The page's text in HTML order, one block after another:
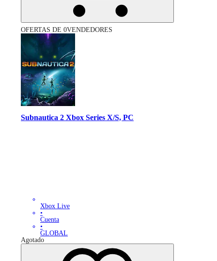
OFERTAS DE 0VENDEDORES
Subnautica 2 Xbox Series X/S, PC
Xbox Live
•
Cuenta
•
GLOBAL
Agotado